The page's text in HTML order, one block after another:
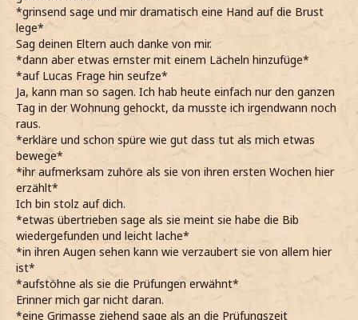
*grinsend sage und mir dramatisch eine Hand auf die Brust
lege*
Sag deinen Eltern auch danke von mir.
*dann aber etwas ernster mit einem Lächeln hinzufüge*
*auf Lucas Frage hin seufze*
Ja, kann man so sagen. Ich hab heute einfach nur den ganzen
Tag in der Wohnung gehockt, da musste ich irgendwann noch
raus.
*erkläre und schon spüre wie gut dass tut als mich etwas
bewege*
*ihr aufmerksam zuhöre als sie von ihren ersten Wochen hier
erzählt*
Ich bin stolz auf dich.
*etwas übertrieben sage als sie meint sie habe die Bib
wiedergefunden und leicht lache*
*in ihren Augen sehen kann wie verzaubert sie von allem hier
ist*
*aufstöhne als sie die Prüfungen erwähnt*
Erinner mich gar nicht daran.
*eine Grimasse ziehend sage als an die Prüfungszeit